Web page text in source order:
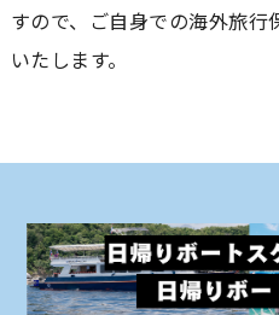
すので、ご自身での海外旅
いたします。